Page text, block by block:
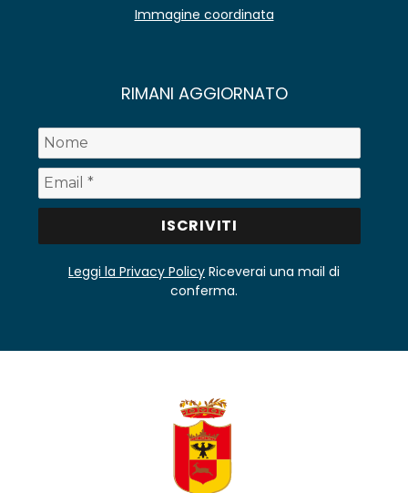
Immagine coordinata
RIMANI AGGIORNATO
Leggi la Privacy Policy Riceverai una mail di
conferma.